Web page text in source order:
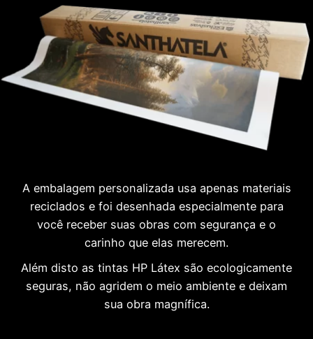
A embalagem personalizada usa apenas materiais
reciclados e foi desenhada especialmente para
você receber suas obras com segurança e o
carinho que elas merecem.
Além disto as tintas HP Látex são ecologicamente
seguras, não agridem o meio ambiente e deixam
sua obra magnífica.